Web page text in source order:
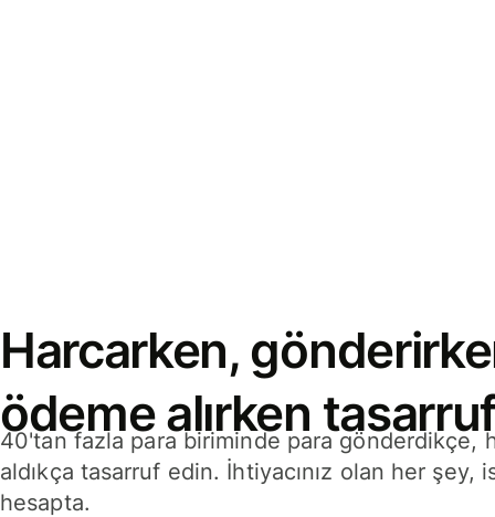
Harcarken,
ödeme alırken
40'tan fazla para biriminde para gönderdikçe,
aldıkça tasarruf edin. İhtiyacınız olan her
hesapta.